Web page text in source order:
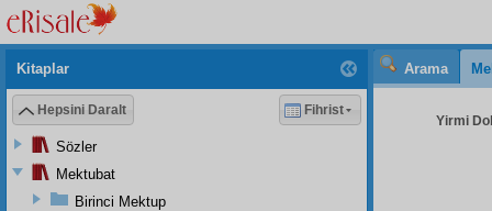
Arama
Yirmi
Kitaplar
Hepsini Daralt Fihrist
Sözler
Mektubat
Birinci Mektup